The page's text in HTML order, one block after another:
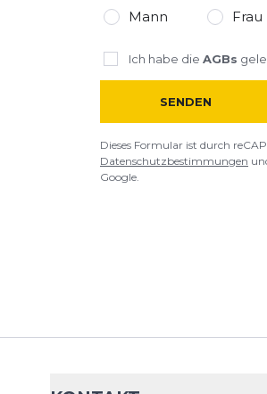
Mann Frau
Ich habe die AGBs
SENDEN
Dieses Formular ist durch
Datenschutzbestimmungen
Google.